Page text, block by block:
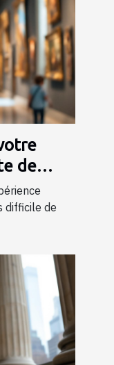
de
difficile de